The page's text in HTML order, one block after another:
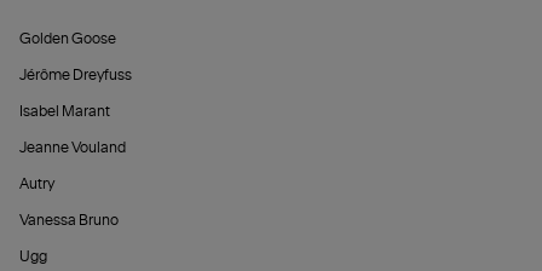
Golden Goose
Jérôme Dreyfuss
Isabel Marant
Jeanne Vouland
Autry
Vanessa Bruno
Ugg